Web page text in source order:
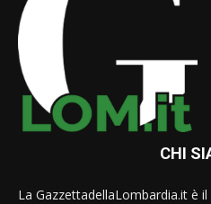
CHI
La GazzettadellaLombardia.it è